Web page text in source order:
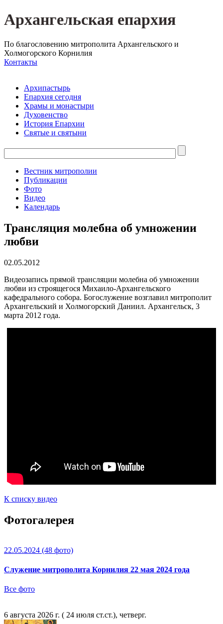
Архангельская епархия
По благословению митрополита Архангельского и
Холмогорского Корнилия
Контакты
Архипастырь
Епархия сегодня
Храмы и монастыри
Духовенство
История Епархии
Святые и святыни
Вестник митрополии
Публикации
Фото
Видео
Календарь
Трансляция молебна об умножении
любви
02.05.2012
Видеозапись прямой трансляции молебна об умножении
любви из строящегося Михаило-Архангельского
кафедрального собора. Богослужение возглавил митрополит
Архангельский и Холмогорский Даниил. Архангельск, 3
марта 2012 года.
К списку видео
Фотогалерея
22.05.2024 (48 фото)
Служение митрополита Корнилия 22 мая 2024 года
Все фото
6 августа 2026 г. ( 24 июля ст.ст.), четверг.